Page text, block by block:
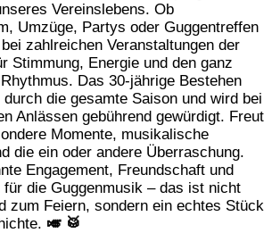
Vereinslebens. Ob
Umzüge, Partys oder Guggentreffen
zahlreichen Veranstaltungen der
Stimmung, Energie und den ganz
Das 30-jährige Bestehen
durch die gesamte Saison und wird bei
Anlässen gebührend gewürdigt. Freut
Momente, musikalische
die ein oder andere Überraschung.
Engagement, Freundschaft und
für die Guggenmusik – das ist nicht
zum Feiern, sondern ein echtes Stück
🎺 🥁